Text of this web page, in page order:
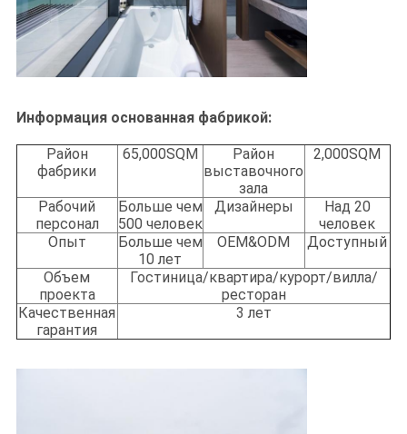
Информация основанная фабрикой:
Район
фабрики
65,000SQM
Район
выставочного
зала
2,000SQM
Рабочий
персонал
Больше чем
500 человек
Дизайнеры
Над 20
человек
Опыт
Больше чем
10 лет
OEM&ODM Доступный
Объем
проекта
Гостиница/квартира/курорт/вилла/
ресторан
Качественная
гарантия
3 лет